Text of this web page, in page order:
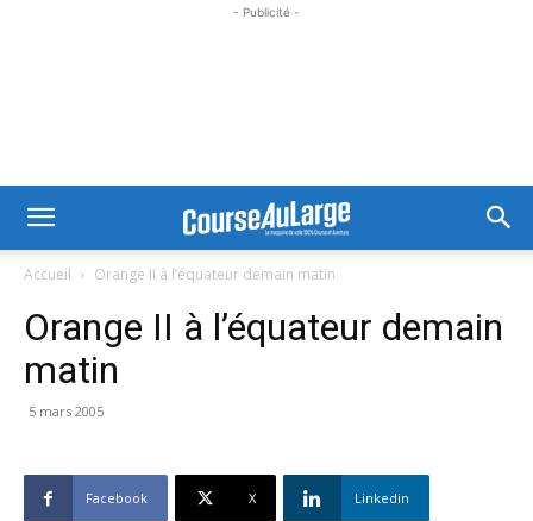
- Publicité -
Accueil Orange II à l’équateur demain matin
Orange II à l’équateur demain
matin
5 mars 2005
Facebook X Linkedin